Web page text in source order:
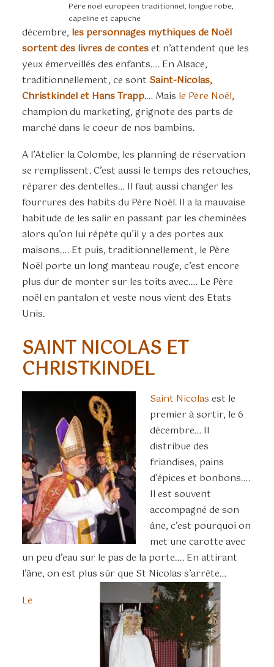
Père noël européen traditionnel, longue robe,
capeline et capuche
décembre, les personnages mythiques de Noël
sortent des livres de conteset n’attendent que les
yeux émerveillés des enfants…. En Alsace,
traditionnellement, ce sont Saint-Nicolas,
Christkindel et Hans Trapp.… Mais le Père Noël,
champion du marketing, grignote des parts de
marché dans le coeur de nos bambins.
A l’Atelier la Colombe, les planning de réservation
se remplissent. C’est aussi le temps des retouches,
réparer des dentelles… Il faut aussi changer les
fourrures des habits du Père Noël. Il a la mauvaise
habitude de les salir en passant par les cheminées
alors qu’on lui répète qu’il y a des portes aux
maisons…. Et puis, traditionnellement, le Père
Noël porte un long manteau rouge, c’est encore
plus dur de monter sur les toits avec…. Le Père
noël en pantalon et veste nous vient des Etats
Unis.
SAINT NICOLAS ET
CHRISTKINDEL
Saint Nicolas est le
premier à sortir, le 6
décembre… Il
distribue des
friandises, pains
d’épices et bonbons….
Il est souvent
accompagné de son
âne, c’est pourquoi on
met une carotte avec
un peu d’eau sur le pas de la porte…. En attirant
l’âne, on est plus sûr que St Nicolas s’arrête…
Le